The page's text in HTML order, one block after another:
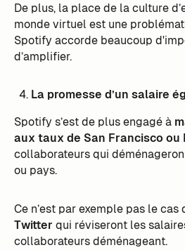
De plus, la place de la culture
monde virtuel est une
Spotify accorde beaucoup
d’amplifier.
La promesse d’un salaire
Spotify s’est de plus engagé à
aux taux de San Francisco ou
collaborateurs qui
ou pays.
Ce n’est par exemple pas le cas
Twitter qui réviseront les
collaborateurs déménageant.